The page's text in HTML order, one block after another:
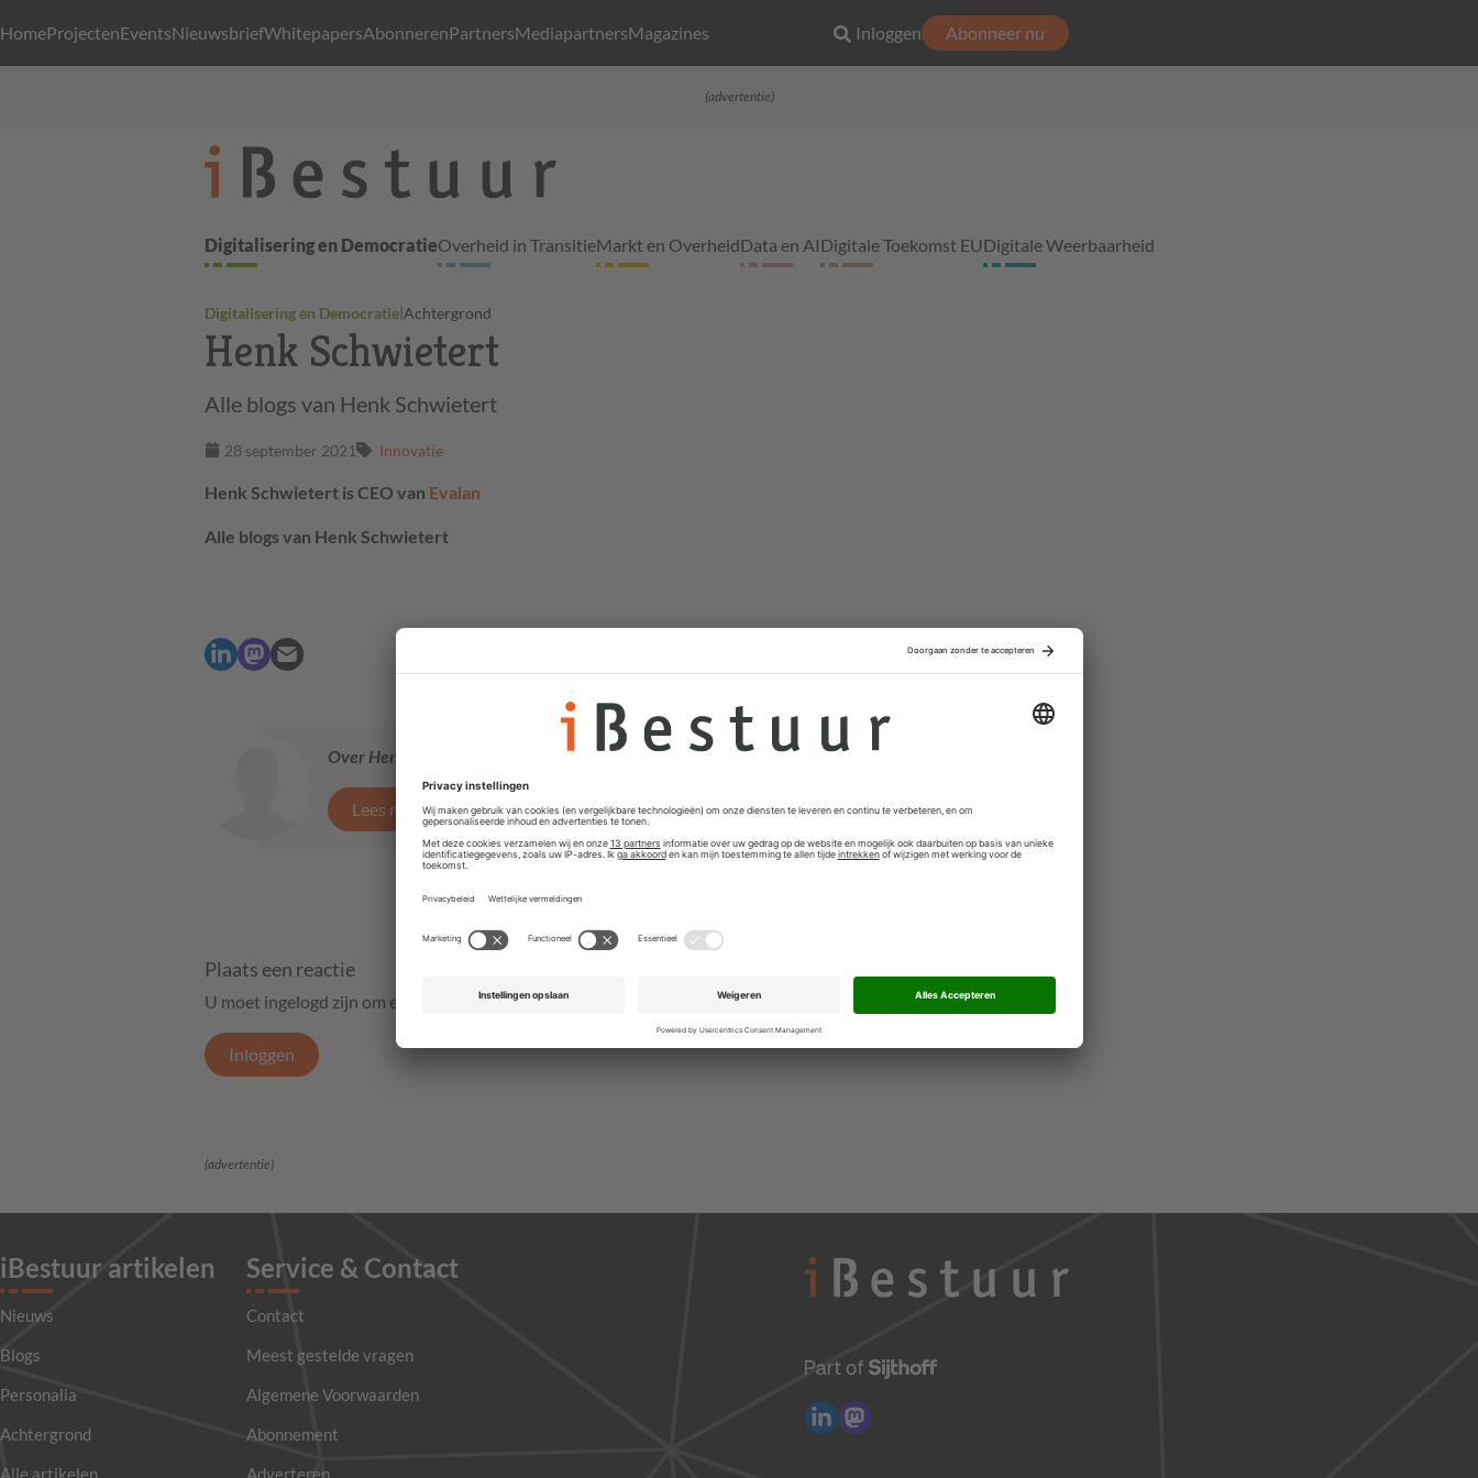
HomeProjectenEventsNieuwsbriefWhitepapersAbonnerenPartnersMediapartnersMagazines Inloggen Abonneer nu
(advertentie)
Digitalisering en DemocratieOverheid in TransitieMarkt en OverheidData en AIDigitale Toekomst EUDigitale Weerbaarheid
Digitalisering en Democratie|Achtergrond
Henk Schwietert
Alle blogs van Henk Schwietert
28 september 2021 Innovatie
Henk Schwietert is CEO van Evalan
Alle blogs van Henk Schwietert
Over Henk Schwietert
Lees meer van Henk Schwietert
Plaats een reactie
U moet ingelogd zijn om een reactie te kunnen plaatsen.
Inloggen
(advertentie)
iBestuur artikelen
Nieuws
Blogs
Personalia
Achtergrond
Alle artikelen
Service & Contact
Contact
Meest gestelde vragen
Algemene Voorwaarden
Abonnement
Adverteren